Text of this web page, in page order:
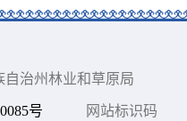
自治州林业和草原局
号 网站标识码